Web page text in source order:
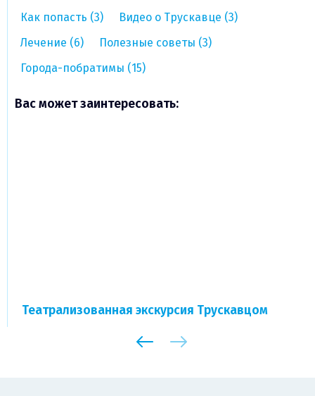
Как попасть (3)
Видео о Трускавце (3)
Лечение (6)
Полезные советы (3)
Города-побратимы (15)
Вас может заинтересовать:
Театрализованная экскурсия Трускавцом